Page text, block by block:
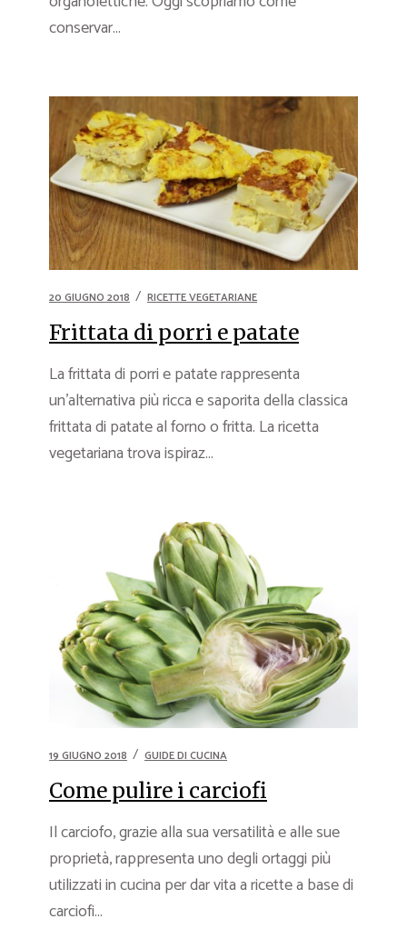
conservar...
20 GIUGNO 2018 RICETTE VEGETARIANE
Frittata di porri e patate
La frittata di porri e patate rappresenta
un’alternativa più ricca e saporita della classica
frittata di patate al forno o fritta. La ricetta
vegetariana trova ispiraz...
19 GIUGNO 2018 GUIDE DI CUCINA
Come pulire i carciofi
Il carciofo, grazie alla sua versatilità e alle sue
proprietà, rappresenta uno degli ortaggi più
utilizzati in cucina per dar vita a ricette a base di
carciofi...